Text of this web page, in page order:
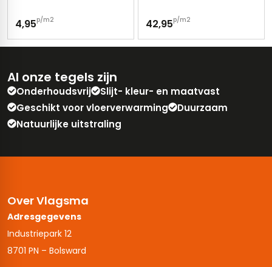
4,95p/m2 42,95p/m2
Al onze tegels zijn
Onderhoudsvrij
Slijt- kleur- en maatvast
Geschikt voor vloerverwarming
Duurzaam
Natuurlijke uitstraling
Over Vlagsma
Adresgegevens
Industriepark 12
8701 PN – Bolsward